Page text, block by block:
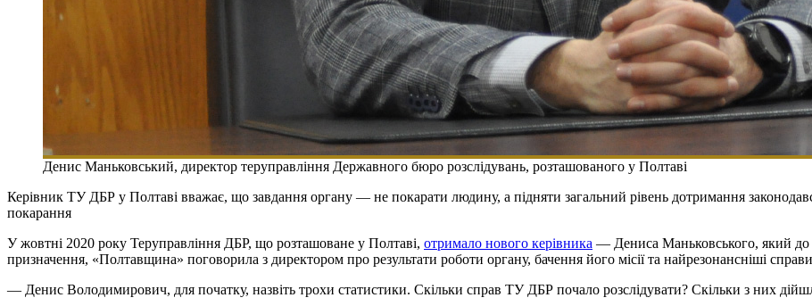
Денис Маньковський, директор теруправління Державного бюро розслідувань, розташованого у Полтаві
Керівник ТУ ДБР у Полтаві вважає, що завдання органу — не покарати людину, а підняти загальний рівень дотримання
покарання
У жовтні 2020 року Теруправління ДБР, що розташоване у Полтаві, отримало нового керівника — Дениса Маньковського, який до
призначення, «Полтавщина» поговорила з директором про результати роботи органу, бачення його місії та найрезонансніші
— Денис Володимирович, для початку, назвіть трохи статистики. Скільки справ ТУ ДБР почало розслідувати? Скільки з них